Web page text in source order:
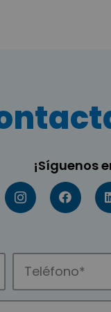
¡Síguenos